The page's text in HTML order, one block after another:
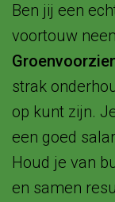
Ben jij een
voortouw
strak
op kunt zijn.
een goed
Houd je van
en samen